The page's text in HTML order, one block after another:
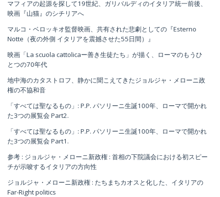
マフィアの起源を探して19世紀、ガリバルディのイタリア統一前後、
映画『山猫』のシチリアへ
マルコ・ベロッキオ監督映画、共有された悲劇としての『Esterno
Notte（夜の外側 イタリアを震撼させた55日間）』
映画「La scuola cattolicaー善き生徒たち」が描く、ローマのもうひ
とつの70年代
地中海のカタストロフ、静かに聞こえてきたジョルジャ・メローニ政
権の不協和音
「すべては聖なるもの」: P.P. パソリーニ生誕100年、ローマで開かれ
た3つの展覧会 Part2.
「すべては聖なるもの」: P.P. パソリーニ生誕100年、ローマで開かれ
た3つの展覧会 Part1.
参考 : ジョルジャ・メローニ新政権 : 首相の下院議会における初スピー
チが示唆するイタリアの方向性
ジョルジャ・メローニ新政権 : たちまちカオスと化した、イタリアの
Far-Right politics